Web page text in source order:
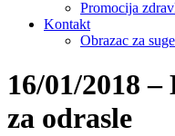
Promocija
Kontakt
Obrazac za
16/01/2018
za odrasle